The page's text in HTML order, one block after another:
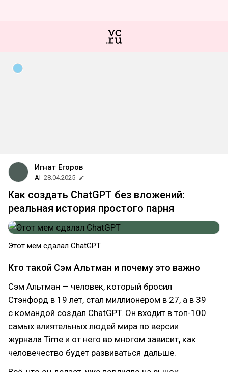
Игнат Егоров
AI 28.04.2025
Как создать ChatGPT без вложений:
реальная история простого парня
Этот мем сдалал ChatGPT
Кто такой Сэм Альтман и почему это важно
Сэм Альтман — человек, который бросил
Стэнфорд в 19 лет, стал миллионером в 27, а в 39
с командой создал ChatGPT. Он входит в топ-100
самых влиятельных людей мира по версии
журнала Time и от него во многом зависит, как
человечество будет развиваться дальше.